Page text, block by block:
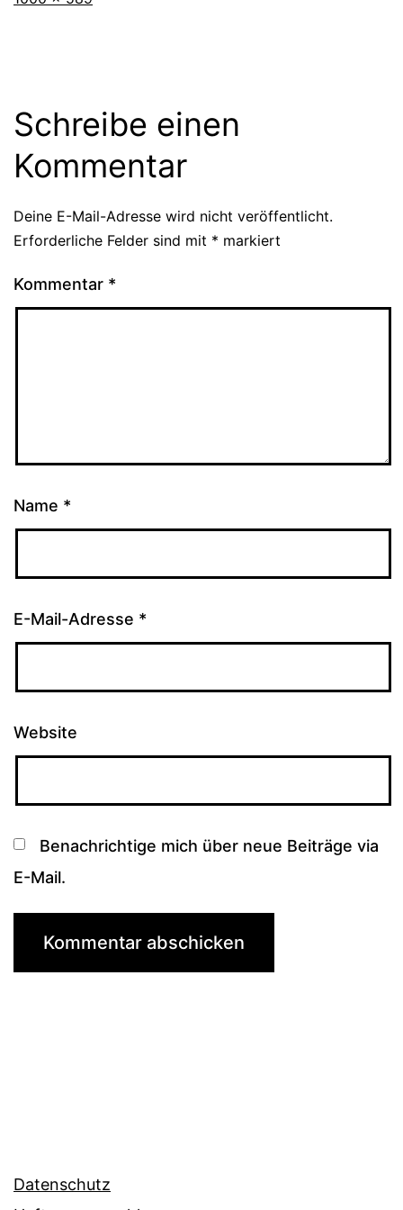
Schreibe einen
Kommentar
Deine E-Mail-Adresse wird nicht veröffentlicht.
Erforderliche Felder sind mit * markiert
Kommentar *
Name *
E-Mail-Adresse *
Website
Benachrichtige mich über neue Beiträge via
E-Mail.
Datenschutz